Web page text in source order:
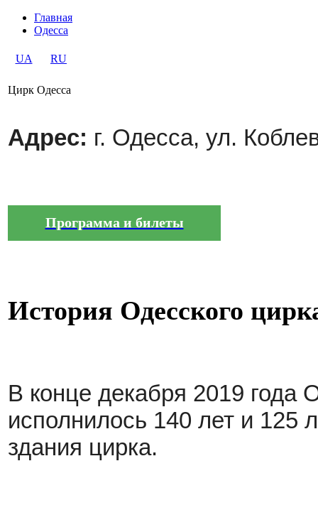
Главная
Одесса
UA RU
Цирк Одесса
Адрес: г. Одесса, ул.
Программа и билеты
История Одесского
В конце декабря 2019 года
исполнилось 140 лет и 125
здания цирка.